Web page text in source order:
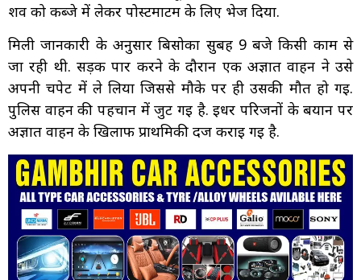
शव को कब्जे में लेकर पोस्टमार्टम के लिए भेज दिया.
मिली जानकारी के अनुसार बिसोका सुबह 9 बजे किसी काम से
जा रही थी. सड़क पार करने के दौरान एक अज्ञात वाहन ने उसे
अपनी चपेट में ले लिया जिससे मौके पर ही उसकी मौत हो गई.
पुलिस वाहन की पहचान में जुट गई है. इधर परिजनों के बयान पर
अज्ञात वाहन के खिलाफ प्राथमिकी दर्ज कराई गई है.